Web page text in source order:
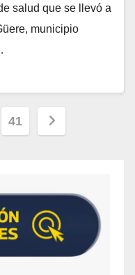
salud que se llevó a
municipio
41